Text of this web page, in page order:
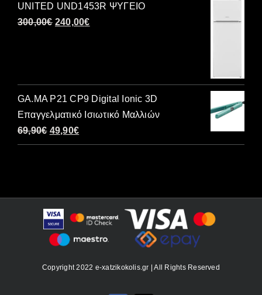
was:
45,00€.
τιμή
είναι:
UNITED UND1453R ΨΥΓΕΙΟ
300,00€ Original
240,00€Η
240,00€.
GA.MA P21 CP9 Digital Ionic 3D
Επαγγελματικό Ισιωτικό Μαλλιών
69,90€ Original
price
49,90€Η
τρέχουσα
Copyright 2022 e-xatzikokolis.gr | All Rights Reserved